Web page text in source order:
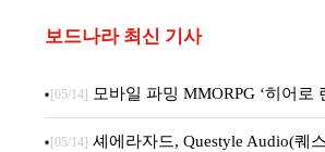
보드나라 최신 기사
[05/14] 모바일 파밍 MMORPG ‘히어로
[05/14] 셰에라자드, Questyle Audio(퀘